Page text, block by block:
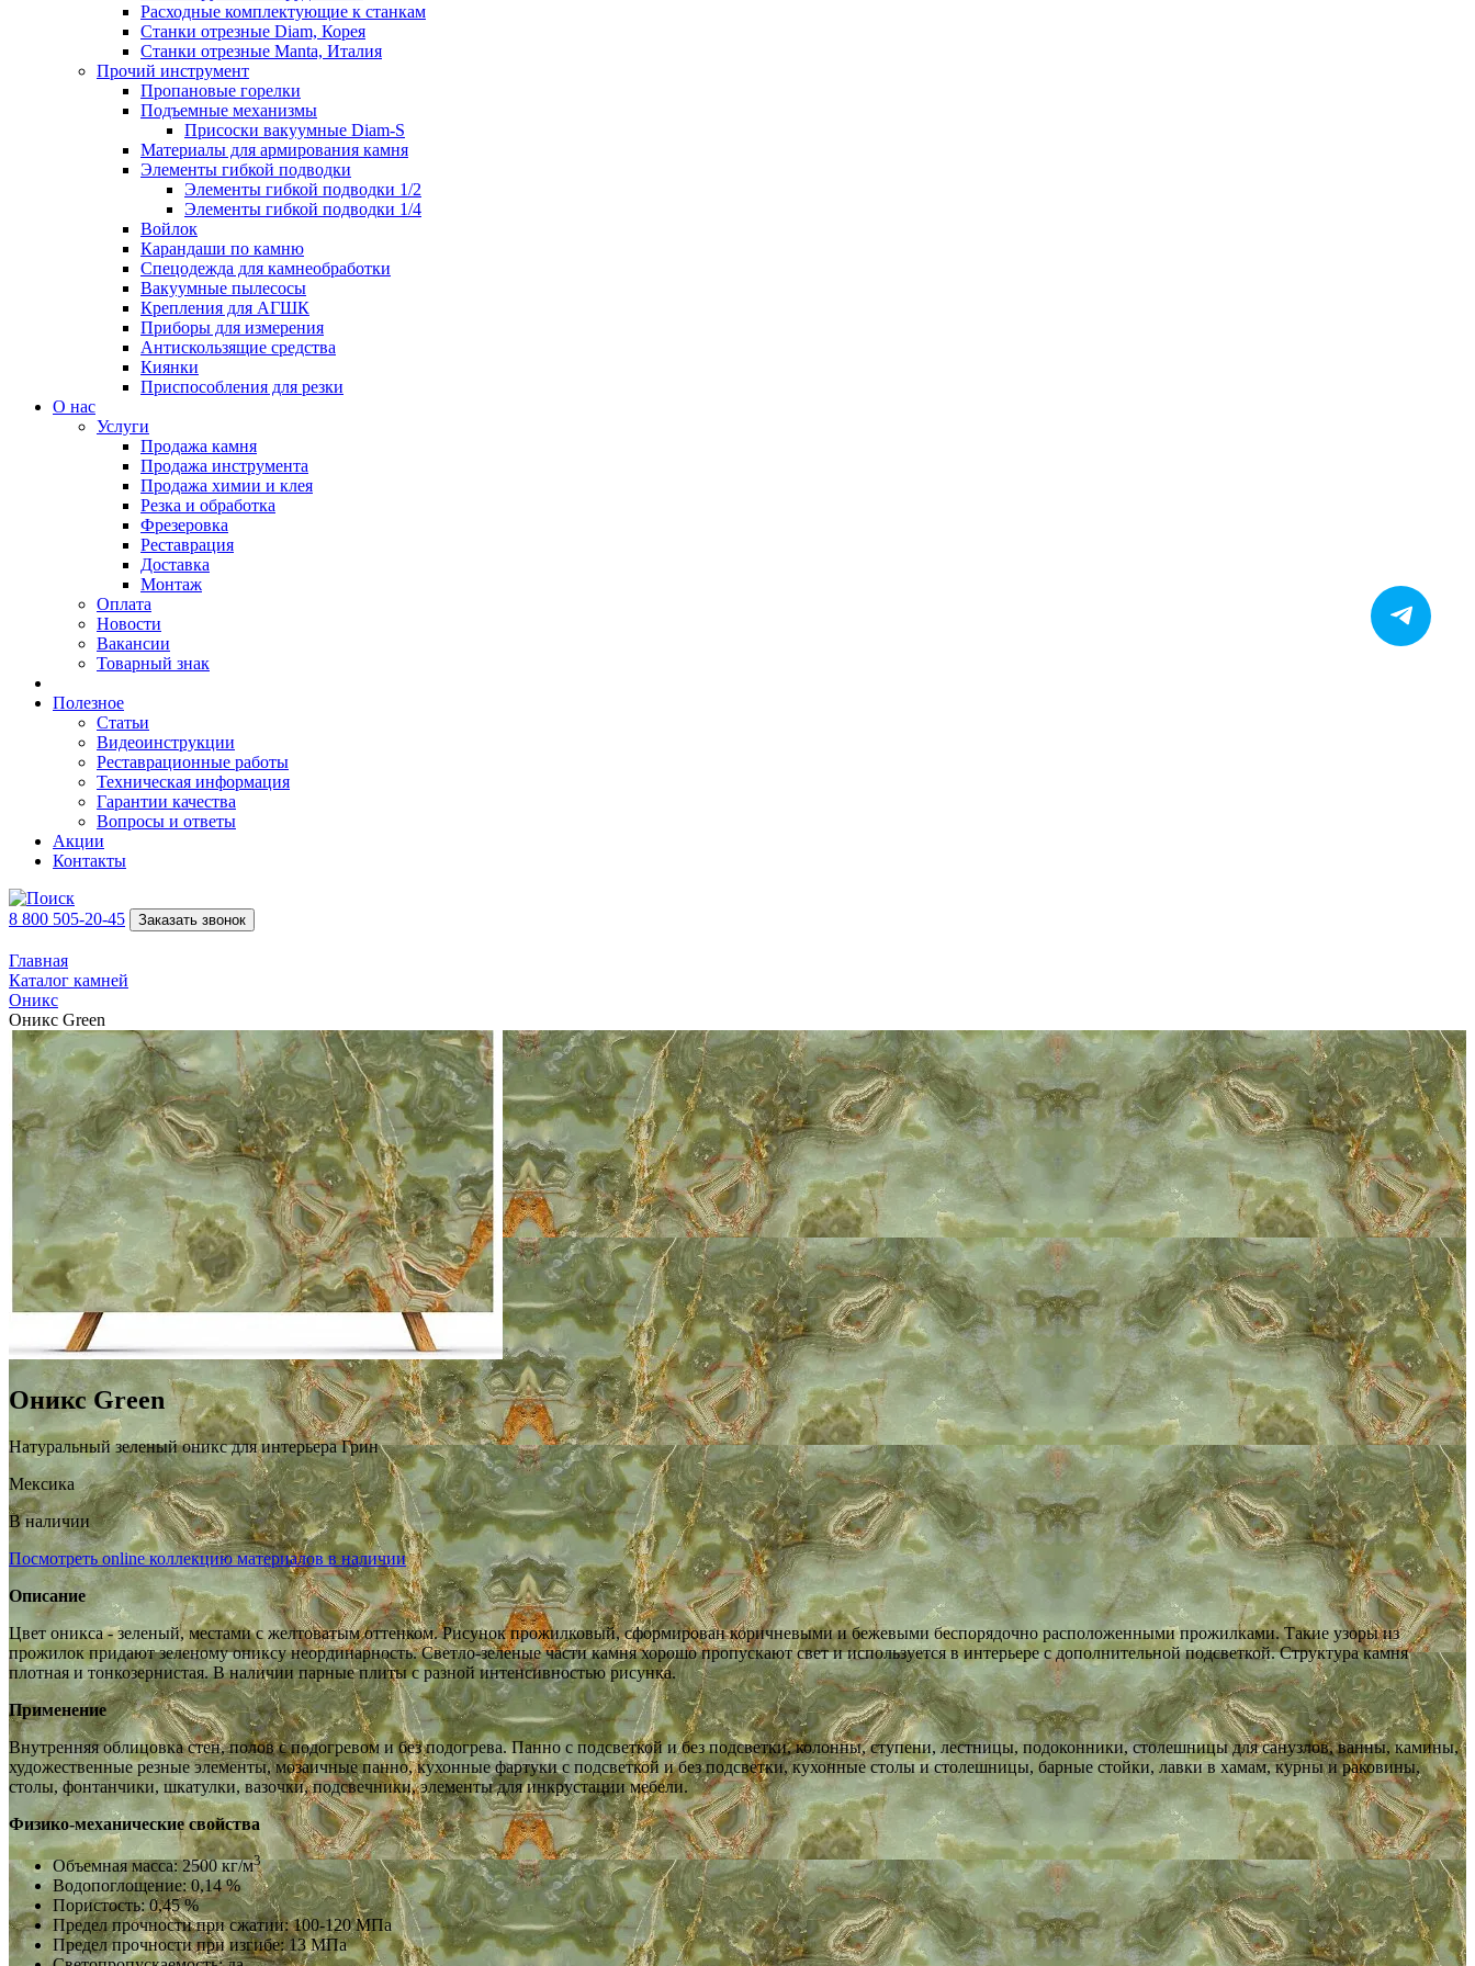
Расходные комплектующие к станкам
Станки отрезные Diam, Корея
Станки отрезные Manta, Италия
Прочий инструмент
Пропановые горелки
Подъeмные механизмы
Присоски вакуумные Diam-S
Материалы для армирования камня
Элементы гибкой подводки
Элементы гибкой подводки 1/2
Элементы гибкой подводки 1/4
Войлок
Карандаши по камню
Спецодежда для камнеобработки
Вакуумные пылесосы
Крепления для АГШК
Приборы для измерения
Антискользящие средства
Киянки
Приспособления для резки
О нас
Услуги
Продажа камня
Продажа инструмента
Продажа химии и клея
Резка и обработка
Фрезеровка
Реставрация
Доставка
Монтаж
Оплата
Новости
Вакансии
Товарный знак
Полезное
Статьи
Видеоинструкции
Реставрационные работы
Техническая информация
Гарантии качества
Вопросы и ответы
Акции
Контакты
8 800 505-20-45 Заказать звонок
Главная
Каталог камней
Оникс
Оникс Green
Оникс Green
Натуральный зеленый оникс для интерьера Грин
Мексика
В наличии
Посмотреть online коллекцию материалов в наличии
Описание
Цвет оникса - зеленый, местами с желтоватым оттенком. Рисунок прожилковый, сформирован коричневыми и бежевыми беспорядочно расположенными прожилками. Такие узоры из
прожилок придают зеленому ониксу неординарность. Светло-зеленые части камня хорошо пропускают свет и используется в интерьере с дополнительной подсветкой. Структура камня
плотная и тонкозернистая. В наличии парные плиты с разной интенсивностью рисунка.
Применение
Внутренняя облицовка стен, полов с подогревом и без подогрева. Панно с подсветкой и без подсветки, колонны, ступени, лестницы, подоконники, столешницы для санузлов, ванны, камины,
художественные резные элементы, мозаичные панно, кухонные фартуки с подсветкой и без подсветки, кухонные столы и столешницы, барные стойки, лавки в хамам, курны и раковины,
столы, фонтанчики, шкатулки, вазочки, подсвечники, элементы для инкрустации мебели.
Физико-механические свойства
Объемная масса: 2500 кг/м3
Водопоглощение: 0,14 %
Пористость: 0,45 %
Предел прочности при сжатии: 100-120 МПа
Предел прочности при изгибе: 13 МПа